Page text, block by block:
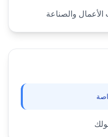
والصناعة